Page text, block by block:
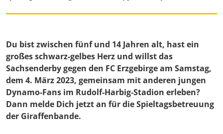
Du bist zwischen fünf und 14 Jahren alt, hast ein
großes schwarz-gelbes Herz und willst das
Sachsenderby gegen den FC Erzgebirge am Samstag,
dem 4. März 2023, gemeinsam mit anderen jungen
Dynamo-Fans im Rudolf-Harbig-Stadion erleben?
Dann melde Dich jetzt an für die Spieltagsbetreuung
der Giraffenbande.